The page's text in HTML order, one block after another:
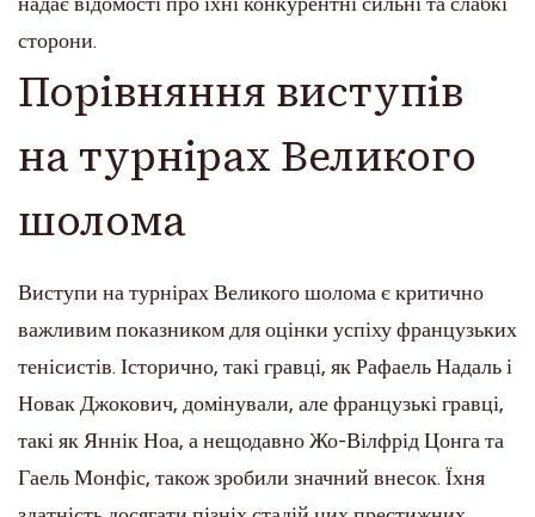
сторони.
Порівняння виступів
на турнірах Великого
шолома
Виступи на турнірах Великого шолома є критично
важливим показником для оцінки успіху французьких
тенісистів. Історично, такі гравці, як Рафаель Надаль і
Новак Джокович, домінували, але французькі гравці,
такі як Яннік Ноа, а нещодавно Жо-Вілфрід Цонга та
Гаель Монфіс, також зробили значний внесок. Їхня